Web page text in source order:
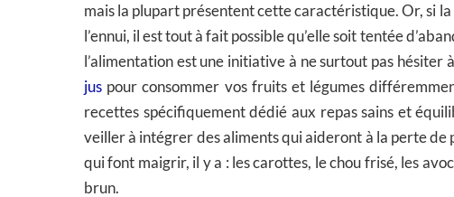
mais la plupart présentent cette caractéristique. Or, si
l’ennui, il est tout à fait possible qu’elle soit tentée
l’alimentation est une initiative à ne surtout pas hésiter
jus pour consommer vos fruits et légumes
recettes spécifiquement dédié aux repas sains et
veiller à intégrer des aliments qui aideront à la perte de
qui font maigrir, il y a : les carottes, le chou frisé, les
brun.